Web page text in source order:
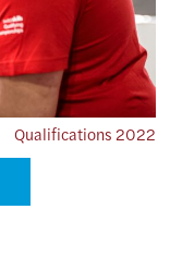
Qualifications 2022